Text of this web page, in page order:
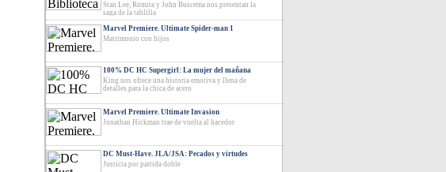
Stan Lee, Romita y John Buscema nos presentan la
saga de la tablilla
Marvel Premiere. Ultimate Spider-man 1
Matrimonio con hijos
100% DC HC Supergirl: La mujer del mañana
King nos ofrece una historia emotiva y llena de
detalles para la chica de acero
Marvel Premiere. Ultimate Invasion
Jonathan Hickman trae de vuelta al hacedor
DC Must-Have. JLA/JSA: Pecados y virtudes
Justicia por partida doble